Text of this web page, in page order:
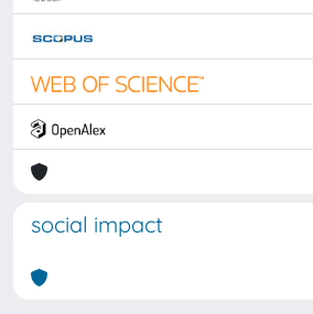
social impact